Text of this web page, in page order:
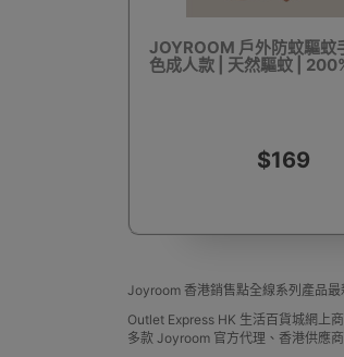
JOYROOM 戶外防蚊驅蚊
色成人款 | 天然驅蚊 |
$169
Joyroom 香港銷售點全線系列產品
Outlet Express HK 生活百貨城網上
多款 Joyroom 官方代理、香港供應